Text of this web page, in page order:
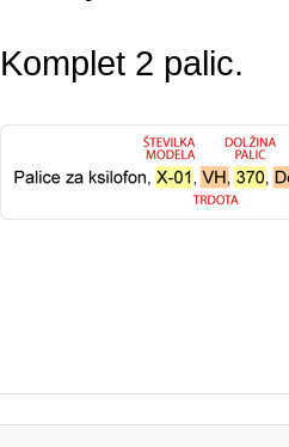
Komplet 2 palic.